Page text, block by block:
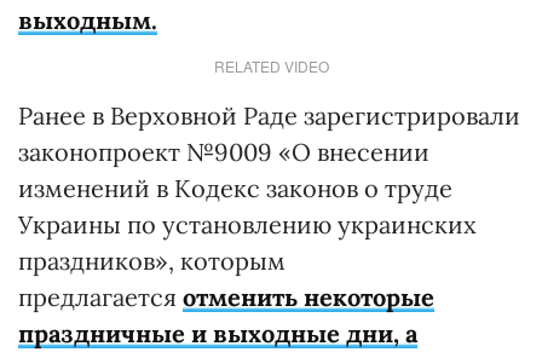
выходным.
RELATED VIDEO
Ранее в Верховной Раде зарегистрировали
законопроект №9009 «О внесении
изменений в Кодекс законов о труде
Украины по установлению украинских
праздников», которым
предлагается отменить некоторые
праздничные и выходные дни, а